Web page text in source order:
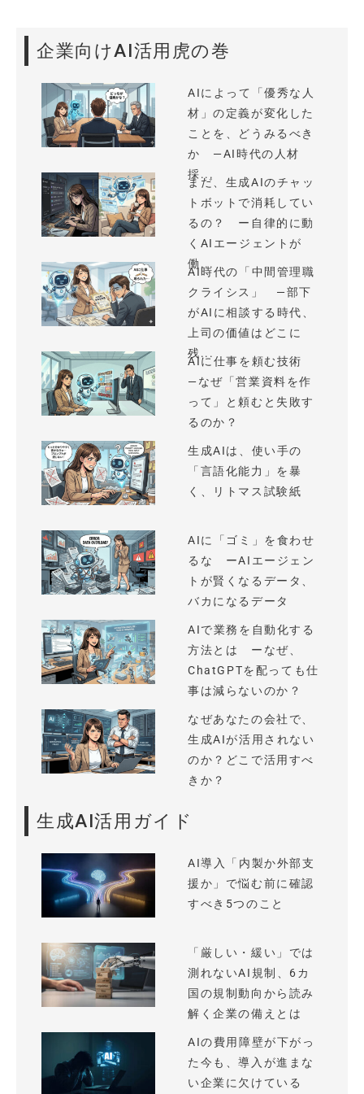
企業向けAI活用虎の巻
AIによって「優秀な人
材」の定義が変化した
ことを、どうみるべき
か —AI時代の人材
採...
まだ、生成AIのチャッ
トボットで消耗してい
るの？ ー自律的に動
くAIエージェントが
働...
AI時代の「中間管理職
クライシス」 —部下
がAIに相談する時代、
上司の価値はどこに
残...
AIに仕事を頼む技術
—なぜ「営業資料を作
って」と頼むと失敗す
るのか？
生成AIは、使い手の
「言語化能力」を暴
く、リトマス試験紙
AIに「ゴミ」を食わせ
るな ーAIエージェン
トが賢くなるデータ、
バカになるデータ
AIで業務を自動化する
方法とは ーなぜ、
ChatGPTを配っても仕
事は減らないのか？
なぜあなたの会社で、
生成AIが活用されない
のか？どこで活用すべ
きか？
生成AI活用ガイド
AI導入「内製か外部支
援か」で悩む前に確認
すべき5つのこと
「厳しい・緩い」では
測れないAI規制、6カ
国の規制動向から読み
解く企業の備えとは
AIの費用障壁が下がっ
た今も、導入が進まな
い企業に欠けている